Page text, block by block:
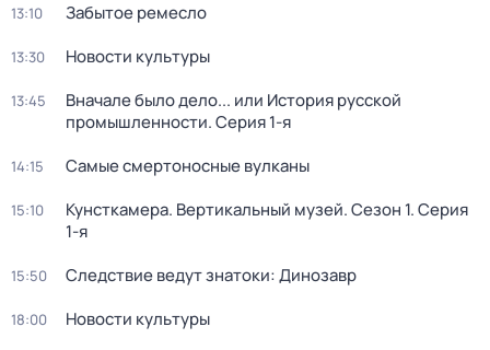
13:10 Забытое ремесло
13:30 Новости культуры
13:45
Вначале было дело... или История русской
промышленности. Серия 1-я
14:15 Самые смертоносные вулканы
15:10 Кунсткамера. Вертикальный музей. Сезон 1. Серия
1-я
15:50 Следствие ведут знатоки: Динозавр
18:00 Новости культуры